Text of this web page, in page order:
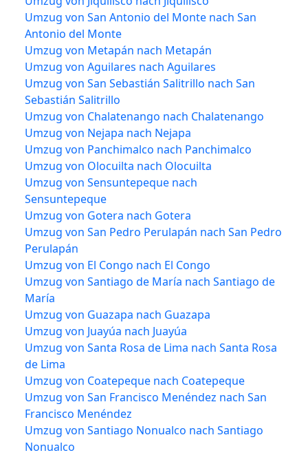
Umzug von San Antonio del Monte nach San
Antonio del Monte
Umzug von Metapán nach Metapán
Umzug von Aguilares nach Aguilares
Umzug von San Sebastián Salitrillo nach San
Sebastián Salitrillo
Umzug von Chalatenango nach Chalatenango
Umzug von Nejapa nach Nejapa
Umzug von Panchimalco nach Panchimalco
Umzug von Olocuilta nach Olocuilta
Umzug von Sensuntepeque nach
Sensuntepeque
Umzug von Gotera nach Gotera
Umzug von San Pedro Perulapán nach San Pedro
Perulapán
Umzug von El Congo nach El Congo
Umzug von Santiago de María nach Santiago de
María
Umzug von Guazapa nach Guazapa
Umzug von Juayúa nach Juayúa
Umzug von Santa Rosa de Lima nach Santa Rosa
de Lima
Umzug von Coatepeque nach Coatepeque
Umzug von San Francisco Menéndez nach San
Francisco Menéndez
Umzug von Santiago Nonualco nach Santiago
Nonualco